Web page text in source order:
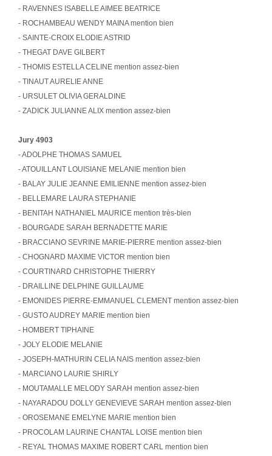
- RAVENNES ISABELLE AIMEE BEATRICE
- ROCHAMBEAU WENDY MAINA mention bien
- SAINTE-CROIX ELODIE ASTRID
- THEGAT DAVE GILBERT
- THOMIS ESTELLA CELINE mention assez-bien
- TINAUT AURELIE ANNE
- URSULET OLIVIA GERALDINE
- ZADICK JULIANNE ALIX mention assez-bien
Jury 4903
- ADOLPHE THOMAS SAMUEL
- ATOUILLANT LOUISIANE MELANIE mention bien
- BALAY JULIE JEANNE EMILIENNE mention assez-bien
- BELLEMARE LAURA STEPHANIE
- BENITAH NATHANIEL MAURICE mention très-bien
- BOURGADE SARAH BERNADETTE MARIE
- BRACCIANO SEVRINE MARIE-PIERRE mention assez-bien
- CHOGNARD MAXIME VICTOR mention bien
- COURTINARD CHRISTOPHE THIERRY
- DRAILLINE DELPHINE GUILLAUME
- EMONIDES PIERRE-EMMANUEL CLEMENT mention assez-bien
- GUSTO AUDREY MARIE mention bien
- HOMBERT TIPHAINE
- JOLY ELODIE MELANIE
- JOSEPH-MATHURIN CELIA NAIS mention assez-bien
- MARCIANO LAURIE SHIRLY
- MOUTAMALLE MELODY SARAH mention assez-bien
- NAYARADOU DOLLY GENEVIEVE SARAH mention assez-bien
- OROSEMANE EMELYNE MARIE mention bien
- PROCOLAM LAURINE CHANTAL LOISE mention bien
- REYAL THOMAS MAXIME ROBERT CARL mention bien